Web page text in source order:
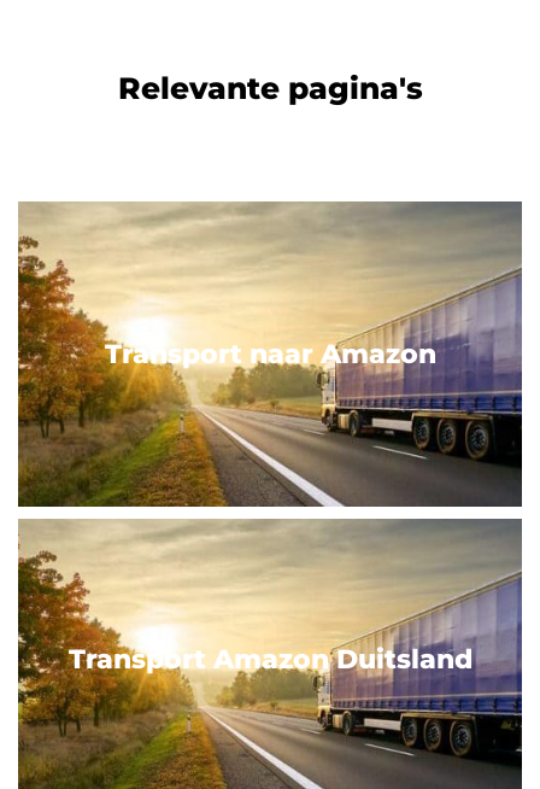
Relevante pagina's
Transport naar Amazon
Transport Amazon Duitsland